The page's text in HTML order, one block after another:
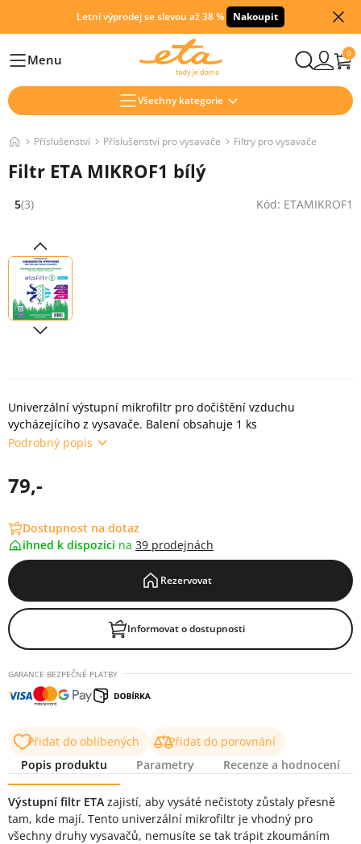
Letní výprodej se slevou až 38 % Nakoupit
HlavníMenu 0
Všechny kategorie
Příslušenství Příslušenství pro vysavače Filtry pro vysavače
Filtr ETA MIKROF1 bílý
Hodnocení: 5 z 5 (3 recenzí)
5(3) Kód: ETAMIKROF1
Univerzální výstupní mikrofiltr pro dočištění vzduchu
vycházejícího z vysavače. Balení obsahuje 1 ks
Podrobný popis
79,-
Dostupnost na dotaz
ihned k dispozici na 39 prodejnách
Rezervovat
Informovat o dostupnosti
GARANCE BEZPEČNÉ PLATBY
Přidat do oblíbených
Přidat do porovnání
Popis produktu
Parametry Recenze a hodnocení
Popis produktu
Výstupní filtr ETA zajistí, aby vysáté nečistoty zůstaly přesně
tam, kde mají. Tento univerzální mikrofiltr je vhodný pro
všechny druhy vysavačů, nemusíte se tak trápit zkoumáním